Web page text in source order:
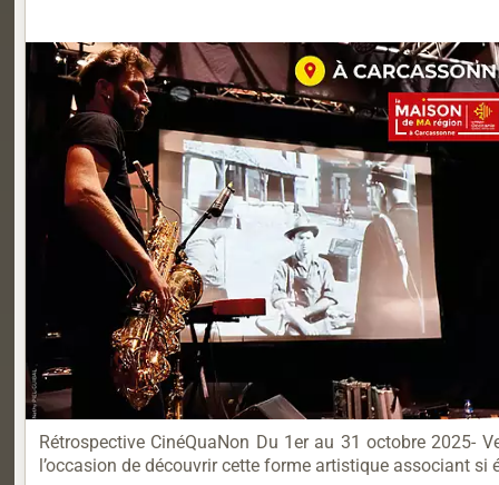
Rétrospective CinéQuaNon Du 1er au 31 octobre 2025-
l’occasion de découvrir cette forme artistique associant